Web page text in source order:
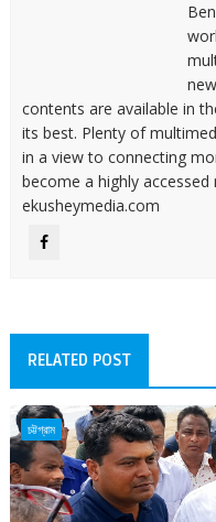
contents are available in
its best. Plenty of
in a view to connecting
become a highly
ekusheymedia.com
RELATED POST
চট্টগ্রাম